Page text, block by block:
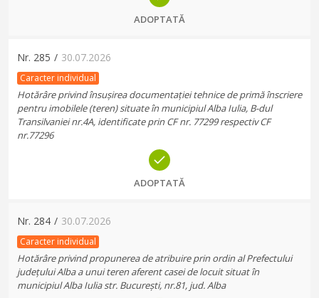
ADOPTATĂ
Nr. 285 / 30.07.2026
Caracter individual
Hotărâre privind însușirea documentației tehnice de primă înscriere
pentru imobilele (teren) situate în municipiul Alba Iulia, B-dul
Transilvaniei nr.4A, identificate prin CF nr. 77299 respectiv CF
nr.77296
ADOPTATĂ
Nr. 284 / 30.07.2026
Caracter individual
Hotărâre privind propunerea de atribuire prin ordin al Prefectului
județului Alba a unui teren aferent casei de locuit situat în
municipiul Alba Iulia str. București, nr.81, jud. Alba